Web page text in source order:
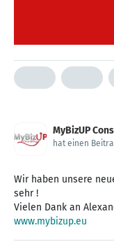
MyBizUP
hat einen
Wir haben unsere
sehr !
www.mybizup.eu